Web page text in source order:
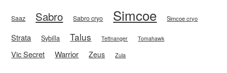
Saaz Sabro Sabro cryo Simcoe Simcoe cryo
Strata Sybilla Talus Tettnanger Tomahawk
Vic Secret Warrior Zeus Zula